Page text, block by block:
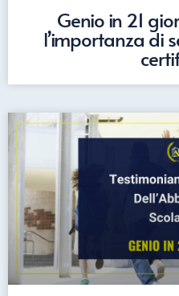
Genio in 21
l’importanza di